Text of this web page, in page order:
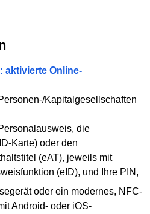
aktivierte Online-
Kapitalgesellschaften
die
Karte) oder den
(eAT), jeweils mit
(eID), und Ihre PIN,
oder ein modernes, NFC-
Android- oder iOS-